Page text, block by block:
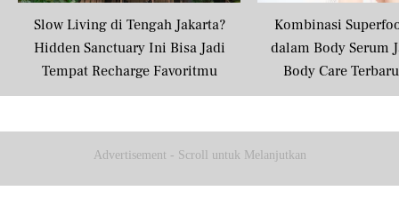
Slow Living di Tengah Jakarta?
Hidden Sanctuary Ini Bisa Jadi
Tempat Recharge Favoritmu
Kombinasi
dalam Body Serum
Body Care
Masyarakat
Advertisement - Scroll untuk Melanjutkan